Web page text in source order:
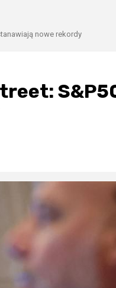
nowe rekordy